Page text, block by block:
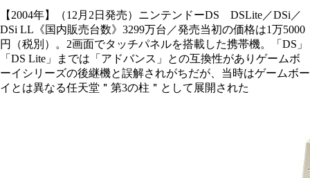
【2004年】（12月2日発売）ニンテンドーDS DSLite／DSi／
DSi LL《国内販売台数》3299万台／発売当初の価格は1万5000
円（税別）。2画面でタッチパネルを搭載した携帯機。「DS」
「DS Lite」までは「アドバンス」との互換性がありゲームボ
ーイシリーズの後継機と誤解されがちだが、当時はゲームボー
イとは異なる任天堂＂第3の柱＂として展開された